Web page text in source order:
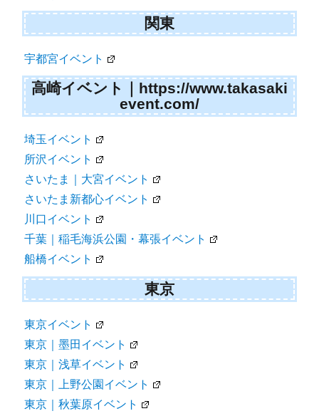
関東
宇都宮イベント
高崎イベント｜https://www.takasaki
event.com/
埼玉イベント
所沢イベント
さいたま｜大宮イベント
さいたま新都心イベント
川口イベント
千葉｜稲毛海浜公園・幕張イベント
船橋イベント
東京
東京イベント
東京｜墨田イベント
東京｜浅草イベント
東京｜上野公園イベント
東京｜秋葉原イベント